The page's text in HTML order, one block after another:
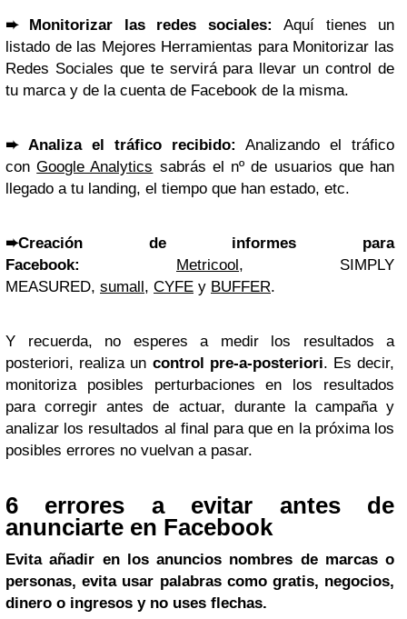
➨ Monitorizar las redes sociales: Aquí tienes un
listado de las Mejores Herramientas para Monitorizar las
Redes Sociales que te servirá para llevar un control de
tu marca y de la cuenta de Facebook de la misma.
➨ Analiza el tráfico recibido:
Analizando el tráfico
conGoogle Analytics sabrás el nº de usuarios que han
llegado a tu landing, el tiempo que han estado, etc.
➨Creación de informes para
Facebook:
Metricool, SIMPLY
MEASURED, sumall, CYFE y BUFFER.
Y recuerda, no esperes a medir los resultados a
posteriori, realiza un control pre-a-posteriori. Es decir,
monitoriza posibles perturbaciones en los resultados
para corregir antes de actuar, durante la campaña y
analizar los resultados al final para que en la próxima los
posibles errores no vuelvan a pasar.
6 errores a evitar antes de
anunciarte en Facebook
Evita añadir en los anuncios nombres de marcas o
personas, evita usar palabras como gratis, negocios,
dinero o ingresos y no uses flechas.